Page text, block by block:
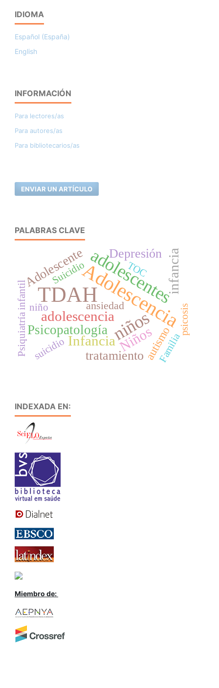
IDIOMA
Español (España)
English
INFORMACIÓN
Para lectores/as
Para autores/as
Para bibliotecarios/as
ENVIAR UN ARTÍCULO
PALABRAS CLAVE
TDAHAdolescencia
niños
adolescentes
Infancia
adolescencia
Niños
infancia
Psicopatología
tratamiento
Adolescente Depresión
autismo
ansiedad
TOC
Familia
Psiquiatría infantil psicosis
suicidio
niño
Suicidio
INDEXADA EN:
Miembro de: